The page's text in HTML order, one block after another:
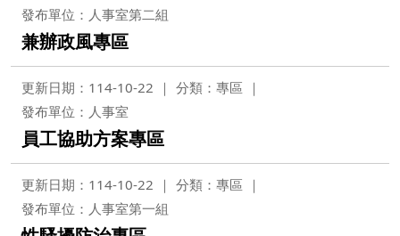
發布單位：人事室第二組
兼辦政風專區
更新日期：114-10-22
分類：專區
發布單位：人事室
員工協助方案專區
更新日期：114-10-22
分類：專區
發布單位：人事室第一組